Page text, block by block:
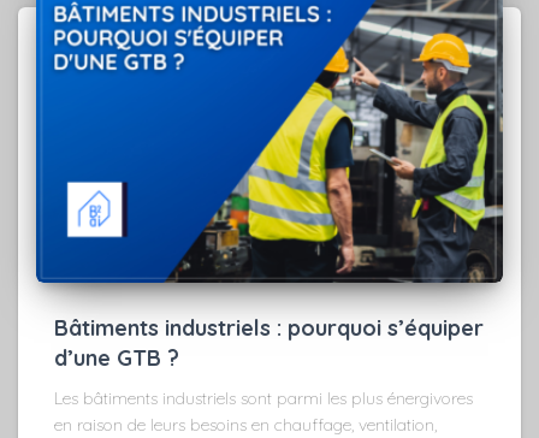
Bâtiments industriels : pourquoi s’équiper
d’une GTB ?
Les bâtiments industriels sont parmi les plus énergivores
en raison de leurs besoins en chauffage, ventilation,